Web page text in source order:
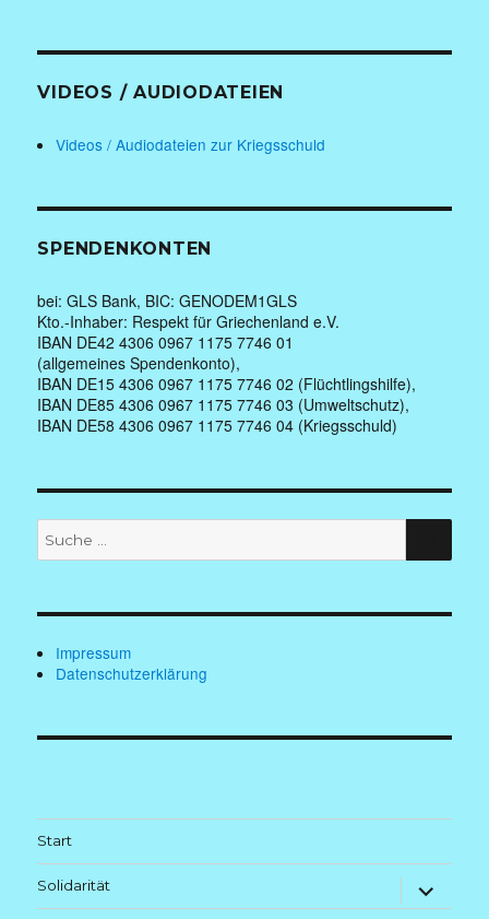
VIDEOS / AUDIODATEIEN
Videos / Audiodateien zur Kriegsschuld
SPENDENKONTEN
bei: GLS Bank, BIC: GENODEM1GLS
Kto.-Inhaber: Respekt für Griechenland e.V.
IBAN DE42 4306 0967 1175 7746 01
(allgemeines Spendenkonto),
IBAN DE15 4306 0967 1175 7746 02 (Flüchtlingshilfe),
IBAN DE85 4306 0967 1175 7746 03 (Umweltschutz),
IBAN DE58 4306 0967 1175 7746 04 (Kriegsschuld)
Suche
nach:
Impressum
Datenschutzerklärung
Start
Solidarität
Untermenü
anzeigen